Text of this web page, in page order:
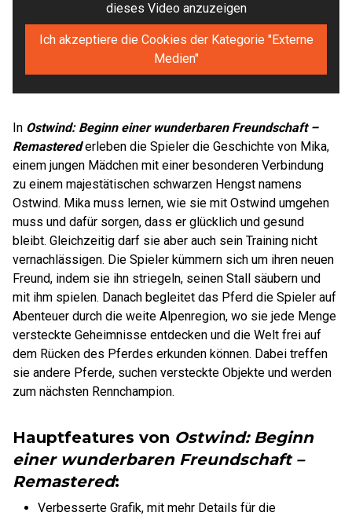
dieses Video anzuzeigen
Ich akzeptiere die Cookies der Kategorie "Externe
Medien"
In Ostwind: Beginn einer wunderbaren Freundschaft –
Remasterederleben die Spieler die Geschichte von Mika,
einem jungen Mädchen mit einer besonderen Verbindung
zu einem majestätischen schwarzen Hengst namens
Ostwind. Mika muss lernen, wie sie mit Ostwind umgehen
muss und dafür sorgen, dass er glücklich und gesund
bleibt. Gleichzeitig darf sie aber auch sein Training nicht
vernachlässigen. Die Spieler kümmern sich um ihren neuen
Freund, indem sie ihn striegeln, seinen Stall säubern und
mit ihm spielen. Danach begleitet das Pferd die Spieler auf
Abenteuer durch die weite Alpenregion, wo sie jede Menge
versteckte Geheimnisse entdecken und die Welt frei auf
dem Rücken des Pferdes erkunden können. Dabei treffen
sie andere Pferde, suchen versteckte Objekte und werden
zum nächsten Rennchampion.
Hauptfeatures von Ostwind: Beginn
einer wunderbaren Freundschaft –
Remastered:
Verbesserte Grafik, mit mehr Details für die